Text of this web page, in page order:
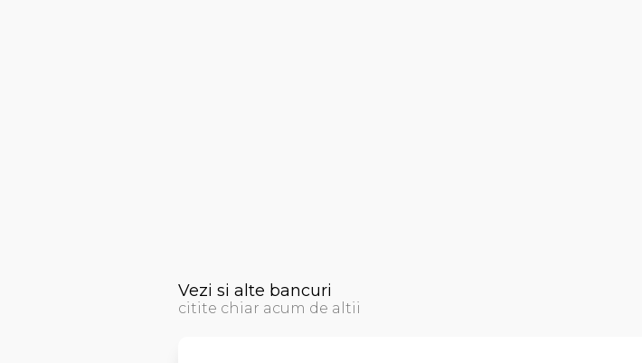
Vezi si alte bancuri
citite chiar acum de altii